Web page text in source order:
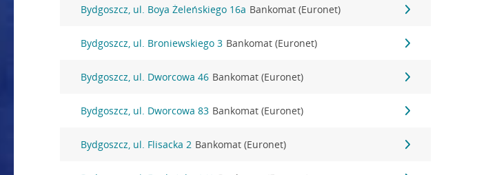
Bydgoszcz, ul. Boya Żeleńskiego 16a Bankomat (Euronet)
Bydgoszcz, ul. Broniewskiego 3 Bankomat (Euronet)
Bydgoszcz, ul. Dworcowa 46 Bankomat (Euronet)
Bydgoszcz, ul. Dworcowa 83 Bankomat (Euronet)
Bydgoszcz, ul. Flisacka 2 Bankomat (Euronet)